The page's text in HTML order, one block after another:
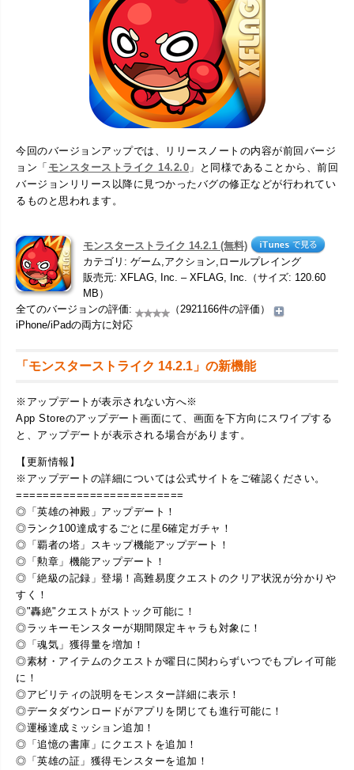
今回のバージョンアップでは、リリースノートの内容が前回バージ
ョン「 モンスターストライク 14.2.0 」と同様であることから、前回
バージョンリリース以降に見つかったバグの修正などが行われてい
るものと思われます。
モンスターストライク 14.2.1 (無料)
カテゴリ: ゲーム,アクション,ロールプレイング
販売元: XFLAG, Inc. – XFLAG, Inc.（サイズ: 120.60
MB）
全てのバージョンの評価:
（2921166件の評価）
iPhone/iPadの両方に対応
「モンスターストライク 14.2.1」の新機能
※アップデートが表示されない方へ※
App Storeのアップデート画面にて、画面を下方向にスワイプする
と、アップデートが表示される場合があります。
【更新情報】
※アップデートの詳細については公式サイトをご確認ください。
=========================
◎「英雄の神殿」アップデート！
◎ランク100達成するごとに星6確定ガチャ！
◎「覇者の塔」スキップ機能アップデート！
◎「勲章」機能アップデート！
◎「絶級の記録」登場！高難易度クエストのクリア状況が分かりや
すく！
◎"轟絶"クエストがストック可能に！
◎ラッキーモンスターが期間限定キャラも対象に！
◎「魂気」獲得量を増加！
◎素材・アイテムのクエストが曜日に関わらずいつでもプレイ可能
に！
◎アビリティの説明をモンスター詳細に表示！
◎データダウンロードがアプリを閉じても進行可能に！
◎運極達成ミッション追加！
◎「追憶の書庫」にクエストを追加！
◎「英雄の証」獲得モンスターを追加！